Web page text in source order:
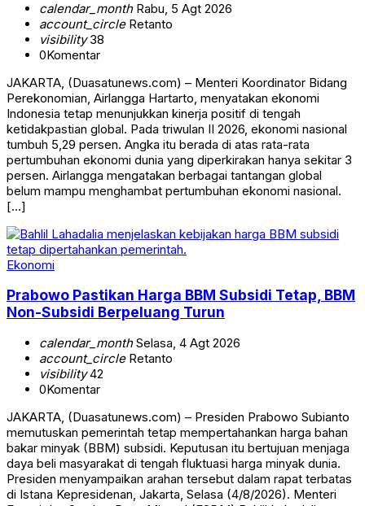
calendar_monthRabu, 5 Agt 2026
account_circleRetanto
visibility38
0Komentar
JAKARTA, (Duasatunews.com) – Menteri Koordinator Bidang
Perekonomian, Airlangga Hartarto, menyatakan ekonomi
Indonesia tetap menunjukkan kinerja positif di tengah
ketidakpastian global. Pada triwulan II 2026, ekonomi nasional
tumbuh 5,29 persen. Angka itu berada di atas rata-rata
pertumbuhan ekonomi dunia yang diperkirakan hanya sekitar 3
persen. Airlangga mengatakan berbagai tantangan global
belum mampu menghambat pertumbuhan ekonomi nasional.
[…]
Ekonomi
Prabowo Pastikan Harga BBM Subsidi Tetap, BBM
Non-Subsidi Berpeluang Turun
calendar_monthSelasa, 4 Agt 2026
account_circleRetanto
visibility42
0Komentar
JAKARTA, (Duasatunews.com) – Presiden Prabowo Subianto
memutuskan pemerintah tetap mempertahankan harga bahan
bakar minyak (BBM) subsidi. Keputusan itu bertujuan menjaga
daya beli masyarakat di tengah fluktuasi harga minyak dunia.
Presiden menyampaikan arahan tersebut dalam rapat terbatas
di Istana Kepresidenan, Jakarta, Selasa (4/8/2026). Menteri